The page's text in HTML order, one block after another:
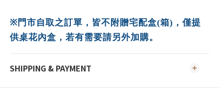
※ 門市自取之訂單，皆不附贈宅配盒(箱)，僅提
供桌花內盒 ，若有需要請另外加購。
SHIPPING & PAYMENT